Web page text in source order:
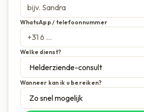
WhatsApp / telefoonnummer
Welke dienst?
Wanneer kan ik u bereiken?